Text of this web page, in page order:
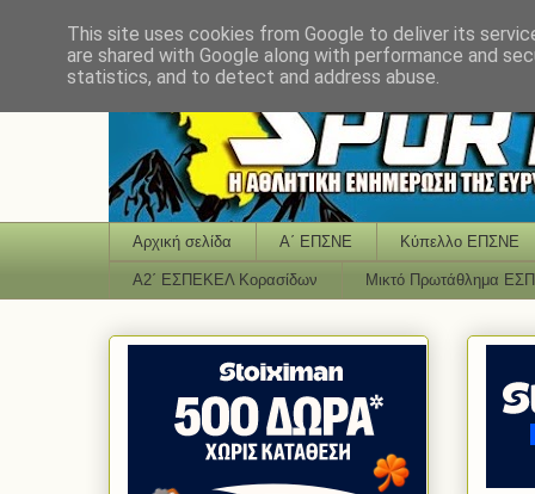
Αρχική σελίδα Α΄ ΕΠΣΝΕ Κύπελλο ΕΠΣΝΕ
Α2΄ ΕΣΠΕΚΕΛ Κορασίδων Μικτό Πρωτάθλημα
This site uses cookies from Google to deliver its
are shared with Google along with performance and
statistics, and to detect and address abuse.